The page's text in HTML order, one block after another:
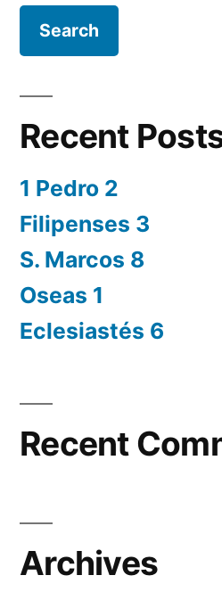
Recent
1 Pedro 2
Filipenses 3
S. Marcos 8
Oseas 1
Eclesiastés 6
Recent
Archives